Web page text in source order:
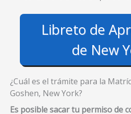
Libreto de
de New
¿Cuál es el trámite para la
Goshen, New York?
Es posible sacar tu permiso de